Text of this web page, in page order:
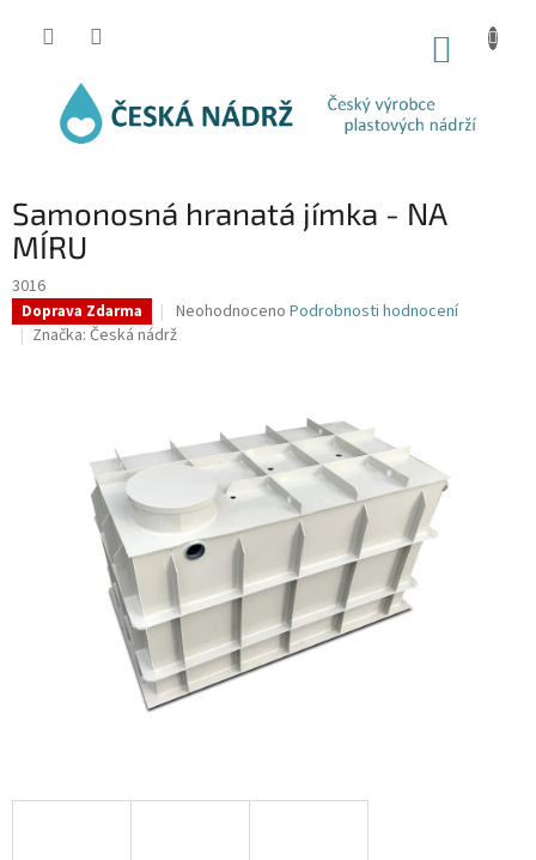
Samonosná hranatá jímka - NA
MÍRU
3016
Doprava Zdarma
Průměrné
hodnocení
5
hvězdiček.
Neohodnoceno Podrobnosti hodnocení
Značka: Česká nádrž